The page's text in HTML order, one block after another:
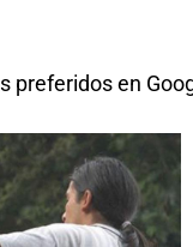
preferidos en